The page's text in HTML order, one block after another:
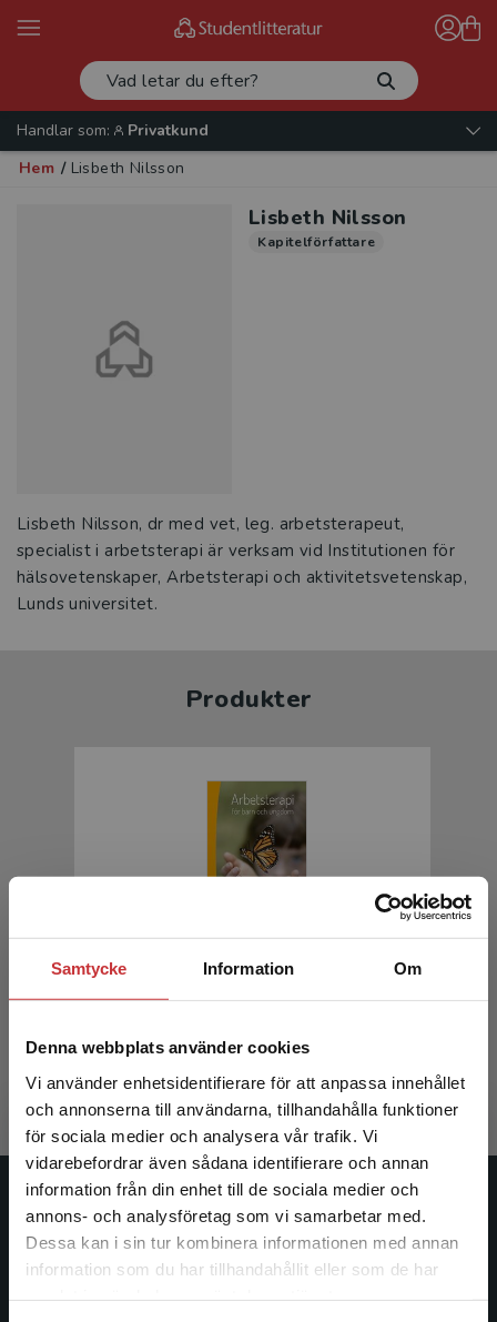
Samtycke Information Om
Denna webbplats använder cookies
Vi använder enhetsidentifierare för att anpassa innehållet
och annonserna till användarna, tillhandahålla funktioner
för sociala medier och analysera vår trafik. Vi
vidarebefordrar även sådana identifierare och annan
information från din enhet till de sociala medier och
annons- och analysföretag som vi samarbetar med.
Dessa kan i sin tur kombinera informationen med annan
information som du har tillhandahållit eller som de har
Begränsad fraktregion
Det verkar som att du besöker
studentlitteratur.se via en enhet utanför Sverige.
Handlar som:
Privatkund
Hem / Lisbeth Nilsson
Lisbeth Nilsson
Kapitelförfattare
Lisbeth Nilsson, dr med vet, leg. arbetsterapeut,
specialist i arbetsterapi är verksam vid Institutionen för
hälsovetenskaper, Arbetsterapi och aktivitetsvetenskap,
Lunds universitet.
Produkter
Arbetsterapi för barn och ungdom
390 krinkl. moms
Exkl. moms: 368 kr
Studentlitteratur
Studentlitteratur grundades 1963 och är idag Sveriges